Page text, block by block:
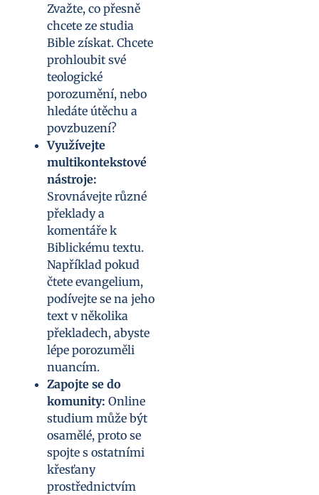
Zvažte, co přesně
chcete ze studia
Bible získat. Chcete
prohloubit své
teologické
porozumění, nebo
hledáte útěchu a
povzbuzení?
Využívejte
multikontekstové
nástroje:
Srovnávejte různé
překlady a
komentáře k
Biblickému textu.
Například pokud
čtete evangelium,
podívejte se na jeho
text v několika
překladech, abyste
lépe porozuměli
nuancím.
Zapojte se do
komunity: Online
studium může být
osamělé, proto se
spojte s ostatními
křesťany
prostřednictvím